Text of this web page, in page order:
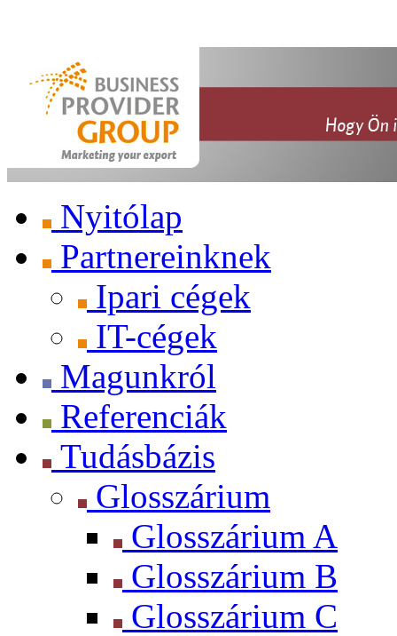
Nyitólap
Partnereinknek
Ipari cégek
IT-cégek
Magunkról
Referenciák
Tudásbázis
Glosszárium
Glosszárium A
Glosszárium B
Glosszárium C